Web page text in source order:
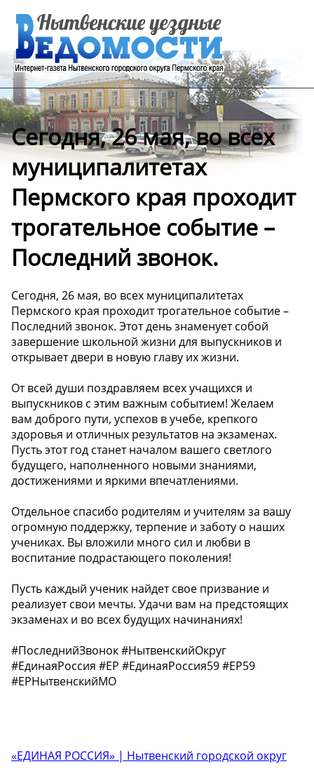
Сегодня, 26 мая, во всех
муниципалитетах
Пермского края проходит
трогательное событие –
Последний звонок.
Сегодня, 26 мая, во всех муниципалитетах
Пермского края проходит трогательное событие –
Последний звонок. Этот день знаменует собой
завершение школьной жизни для выпускников и
открывает двери в новую главу их жизни.
От всей души поздравляем всех учащихся и
выпускников с этим важным событием! Желаем
вам доброго пути, успехов в учебе, крепкого
здоровья и отличных результатов на экзаменах.
Пусть этот год станет началом вашего светлого
будущего, наполненного новыми знаниями,
достижениями и яркими впечатлениями.
Отдельное спасибо родителям и учителям за вашу
огромную поддержку, терпение и заботу о наших
учениках. Вы вложили много сил и любви в
воспитание подрастающего поколения!
Пусть каждый ученик найдет свое призвание и
реализует свои мечты. Удачи вам на предстоящих
экзаменах и во всех будущих начинаниях!
#ПоследнийЗвонок #НытвенскийОкруг
#ЕдинаяРоссия #ЕР #ЕдинаяРоссия59 #ЕР59
#ЕРНытвенскийМО
«ЕДИНАЯ РОССИЯ» | Нытвенский городской округ